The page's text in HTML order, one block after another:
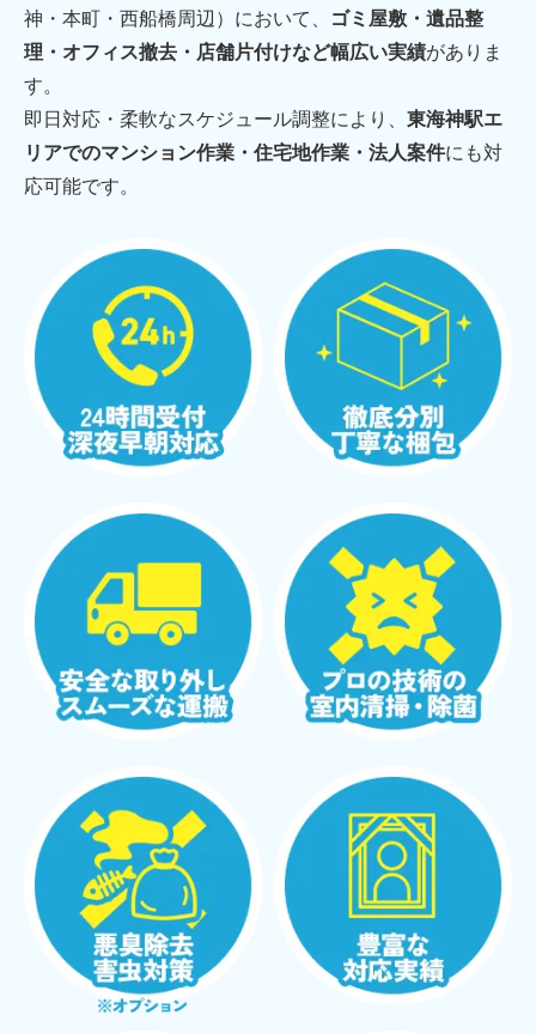
神・本町・西船橋周辺）において、
ゴミ屋敷・遺品整
理・オフィス撤去・店舗片付けなど幅広い実績がありま
す。
即日対応・柔軟なスケジュール調整により、 東海神駅エ
リアでのマンション作業・住宅地作業・法人案件にも対
応可能です。